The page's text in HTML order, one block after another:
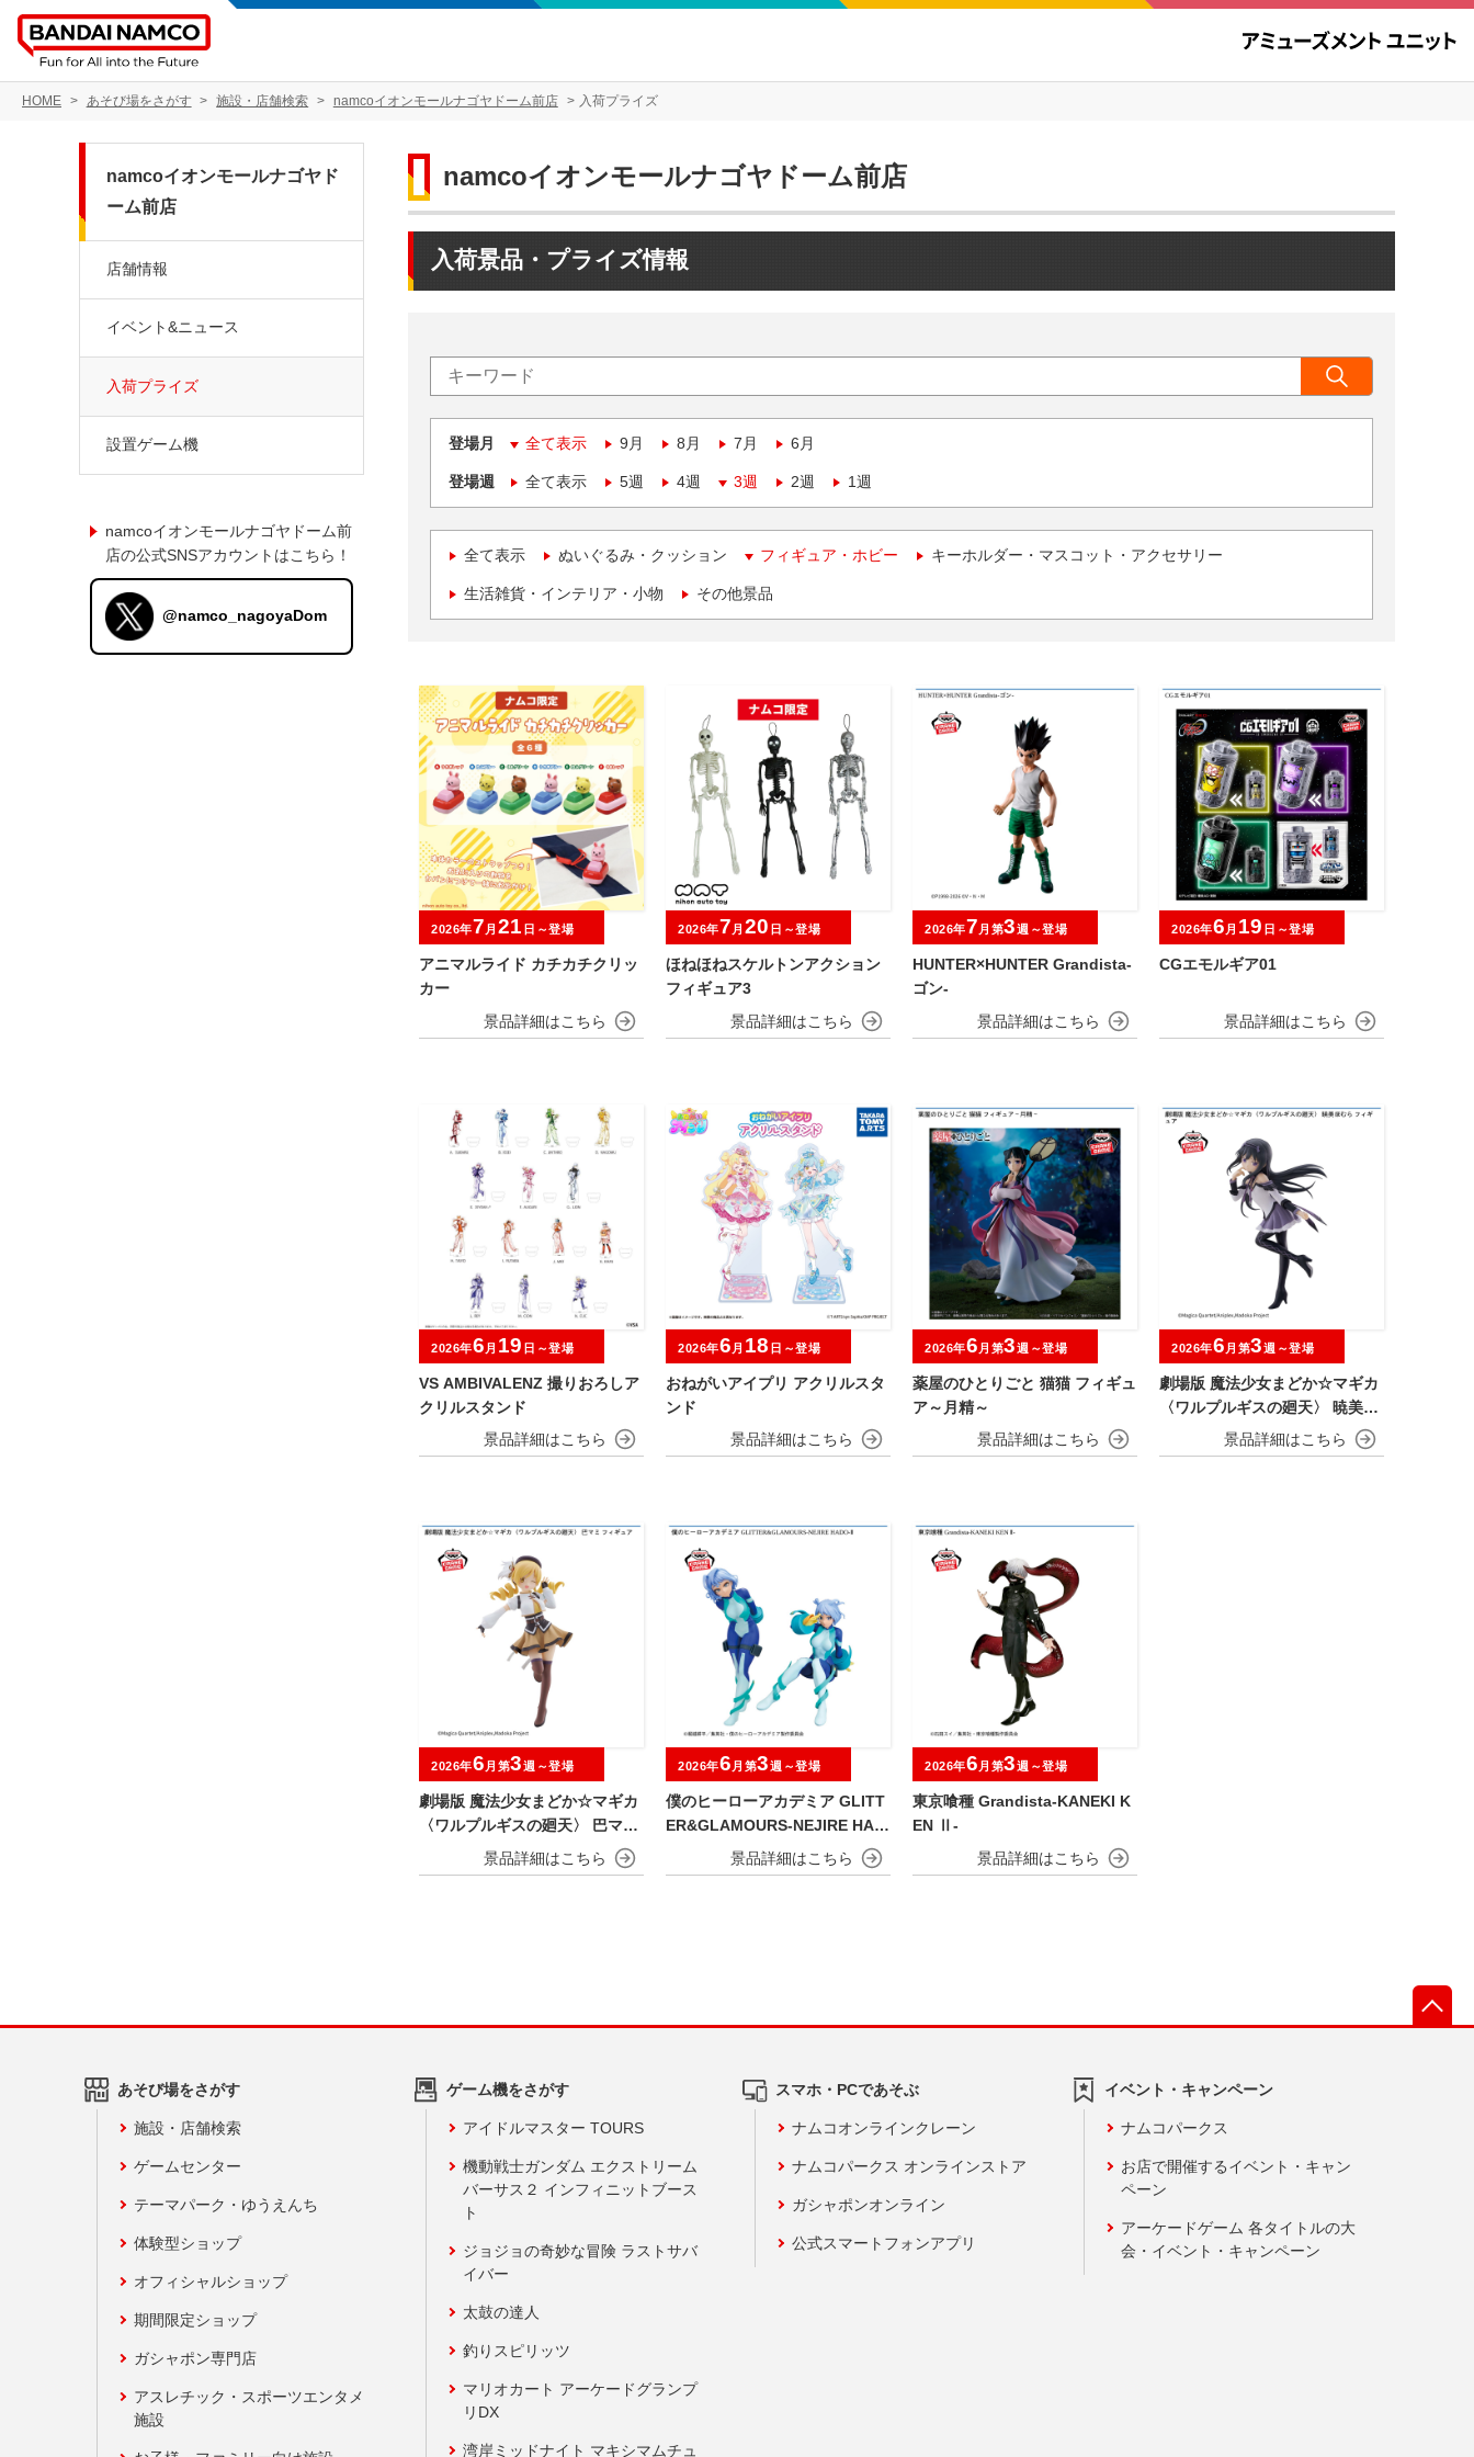
HOME あそび場をさがす 施設・店舗検索 namcoイオンモールナゴヤドーム前店 入荷プライズ
namcoイオンモールナゴヤドーム前店
入荷景品・プライズ情報
登場月 全て表示 9月 8月 7月 6月
登場週 全て表示 5週 4週 3週 2週 1週
全て表示 ぬいぐるみ・クッション フィギュア・ホビー キーホルダー・マスコット・アクセサリー
生活雑貨・インテリア・小物 その他景品
アニマルライド カチカチクリッ
カー
2026年7 月 21 日～登場
ほねほねスケルトンアクション
フィギュア3
2026年7 月 20 日～登場
HUNTER×HUNTER Grandista-
ゴン-
2026年7 月第3週～登場
CGエモルギア01
2026年6 月 19 日～登場
VS AMBIVALENZ 撮りおろしア
クリルスタンド
2026年6 月 19 日～登場
おねがいアイプリ アクリルスタ
ンド
2026年6 月 18 日～登場
薬屋のひとりごと 猫猫 フィギュ
ア～月精～
2026年6 月第3週～登場
劇場版 魔法少女まどか☆マギカ
〈ワルプルギスの廻天〉 暁美ほ
むら フィギュア
2026年6 月第3週～登場
劇場版 魔法少女まどか☆マギカ
〈ワルプルギスの廻天〉 巴マミ
フィギュア
2026年6 月第3週～登場
僕のヒーローアカデミア GLITT
ER&GLAMOURS-NEJIRE HAD
2026年6 月第3週～登場
東京喰種 Grandista-KANEKI K
EN Ⅱ-
2026年6 月第3週～登場
namcoイオンモールナゴヤド
ーム前店
店舗情報
イベント&ニュース
入荷プライズ
設置ゲーム機
namcoイオンモールナゴヤドーム前
店の公式SNSアカウントはこちら！
@namco_nagoyaDom
あそび場をさがす
施設・店舗検索
ゲームセンター
テーマパーク・ゆうえんち
体験型ショップ
オフィシャルショップ
期間限定ショップ
ガシャポン専門店
アスレチック・スポーツエンタメ
施設
ゲーム機をさがす
アイドルマスター TOURS
機動戦士ガンダム エクストリーム
バーサス２ インフィニットブース
ト
ジョジョの奇妙な冒険 ラストサバ
イバー
太鼓の達人
釣りスピリッツ
マリオカート アーケードグランプ
リDX
湾岸ミッドナイト マキシマムチュ
スマホ・PCであそぶ
ナムコオンラインクレーン
ナムコパークス オンラインストア
ガシャポンオンライン
公式スマートフォンアプリ
イベント・キャンペーン
ナムコパークス
お店で開催するイベント・キャン
ペーン
アーケードゲーム 各タイトルの大
会・イベント・キャンペーン